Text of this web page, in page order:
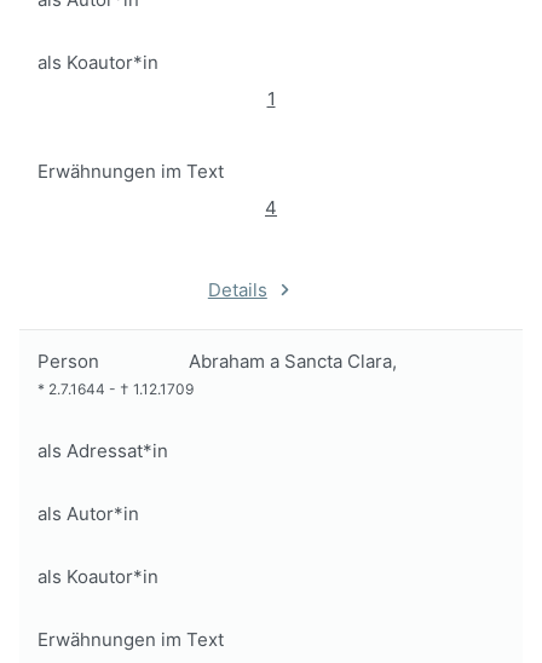
als Koautor*in
1
Erwähnungen im Text
4
Details
Person Abraham a Sancta Clara,
* 2.7.1644 - † 1.12.1709
als Adressat*in
als Autor*in
als Koautor*in
Erwähnungen im Text